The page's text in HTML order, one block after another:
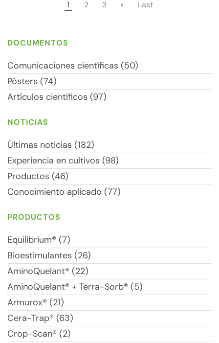
1 2 3 » Last
DOCUMENTOS
Comunicaciones científicas (50)
Pósters (74)
Artículos científicos (97)
NOTICIAS
Últimas noticias (182)
Experiencia en cultivos (98)
Productos (46)
Conocimiento aplicado (77)
PRODUCTOS
Equilibrium® (7)
Bioestimulantes (26)
AminoQuelant® (22)
AminoQuelant® + Terra-Sorb® (5)
Armurox® (21)
Cera-Trap® (63)
Crop-Scan® (2)